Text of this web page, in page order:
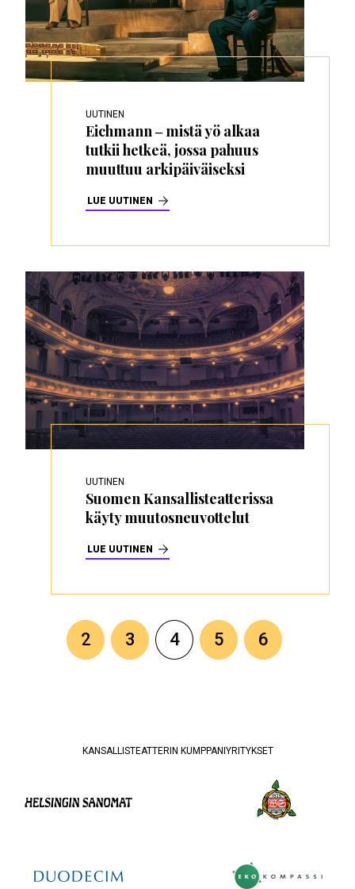
UUTINEN
Eichmann ‒ mistä yö alkaa
tutkii hetkeä, jossa pahuus
muuttuu arkipäiväiseksi
LUE UUTINEN
UUTINEN
Suomen Kansallisteatterissa
käyty muutosneuvottelut
LUE UUTINEN
Sivutus Sivu
2 Sivu
3
Tämänhetkinen
4 Sivu
5 Sivu
6
KANSALLISTEATTERIN KUMPPANIYRITYKSET